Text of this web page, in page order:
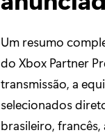
Um resumo
do Xbox Partner
transmissão, a
selecionados
brasileiro, francês,